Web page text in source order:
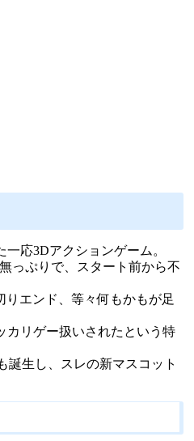
応3Dアクションゲーム。
っぷりで、スタート前から不
エンド、等々何もかもが足
カリゲー扱いされたという特
誕生し、スレの新マスコット